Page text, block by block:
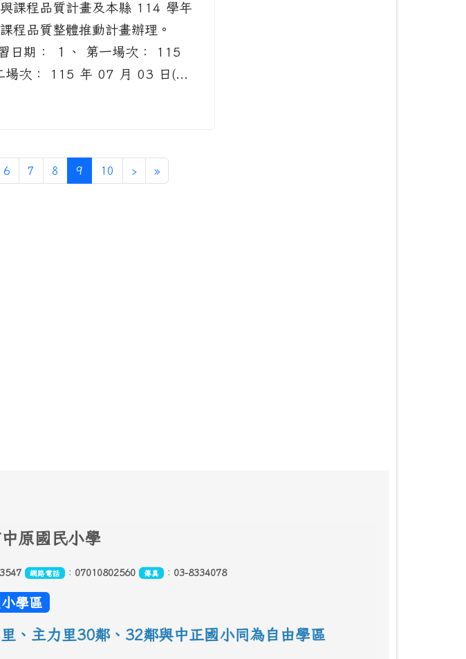
課程品質計畫及本縣 114 學年
程品質整體推動計畫辦理。
日期： １、 第一場次： 115
次： 115 年 07 月 03 日(...
6 7 8 9 (目前頁次)
10 ›下一頁
»最後頁
原國民小學
網路電話 ： 07010802560 傳真 ： 03-8334078
學區
、主力里30鄰、 32鄰與中正國小同為自由學區